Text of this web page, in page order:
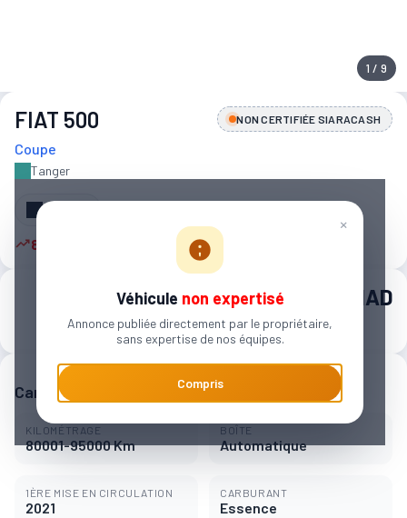
1 / 9
FIAT 500 NON CERTIFIÉE SIARACASH
Coupe
Tanger‎
×
Véhicule non expertisé
Annonce publiée directement par le propriétaire,
sans expertise de nos équipes.
Compris
Partager
8 autres personnes sont intéressées
120 000 MAD
1 897 MAD / mois
Caractéristiques principales
KILOMÉTRAGE
80001-95000 Km
BOÎTE
Automatique
1ÈRE MISE EN CIRCULATION
2021
CARBURANT
Essence